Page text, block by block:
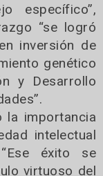
específico”,
“se logró
inversión de
genético
y Desarrollo
la importancia
intelectual
éxito se
virtuoso del